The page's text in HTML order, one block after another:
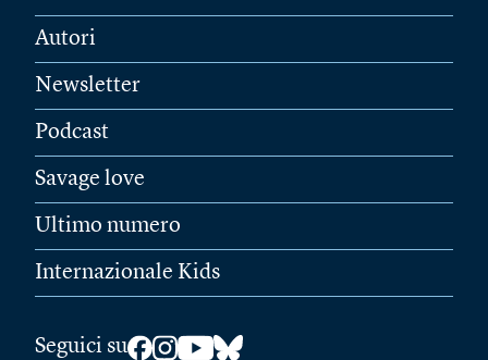
Autori
Newsletter
Podcast
Savage love
Ultimo numero
Internazionale Kids
Seguici su